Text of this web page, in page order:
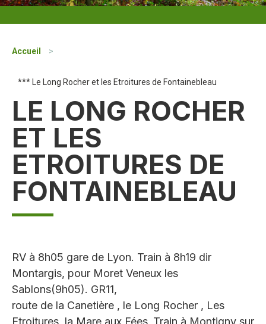
Accueil >
*** Le Long Rocher et les Etroitures de Fontainebleau
LE LONG ROCHER
ET LES
ETROITURES DE
FONTAINEBLEAU
RV à 8h05 gare de Lyon. Train à 8h19 dir
Montargis, pour Moret Veneux les
Sablons(9h05). GR11,
route de la Canetière , le Long Rocher , Les